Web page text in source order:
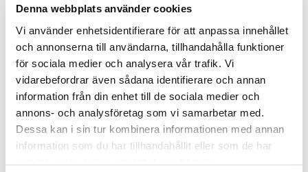
Denna webbplats använder cookies
Vi använder enhetsidentifierare för att anpassa innehållet
och annonserna till användarna, tillhandahålla funktioner
för sociala medier och analysera vår trafik. Vi
vidarebefordrar även sådana identifierare och annan
information från din enhet till de sociala medier och
annons- och analysföretag som vi samarbetar med.
Dessa kan i sin tur kombinera informationen med annan
information som du har tillhandahållit eller som de har
samlat in när du har använt deras tjänster.